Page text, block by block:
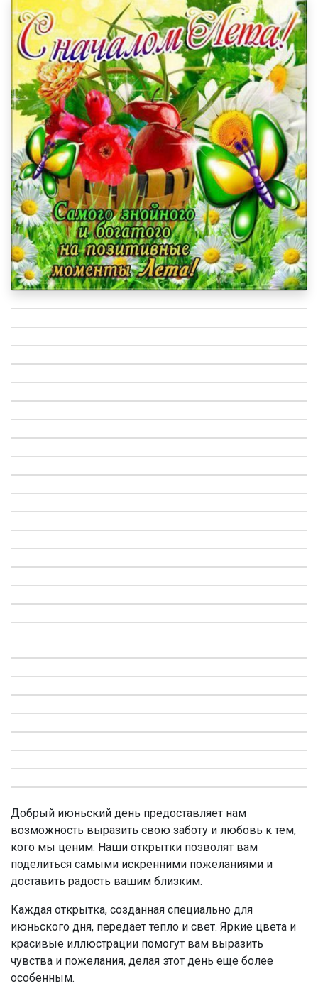
Добрый июньский день предоставляет нам
возможность выразить свою заботу и любовь к тем,
кого мы ценим. Наши открытки позволят вам
поделиться самыми искренними пожеланиями и
доставить радость вашим близким.
Каждая открытка, созданная специально для
июньского дня, передает тепло и свет. Яркие цвета и
красивые иллюстрации помогут вам выразить
чувства и пожелания, делая этот день еще более
особенным.